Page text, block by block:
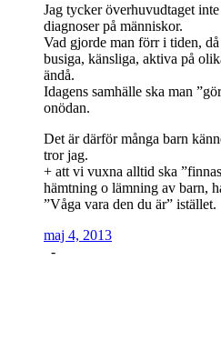
Jag tycker överhuvudtaget inte
diagnoser på människor.
Vad gjorde man förr i tiden,
busiga, känsliga, aktiva på
ändå.
Idagens samhälle ska man
onödan.
Det är därför många barn
tror jag.
+ att vi vuxna alltid ska
hämtning o lämning av barn,
”Våga vara den du är” istället.
maj 4, 2013
-